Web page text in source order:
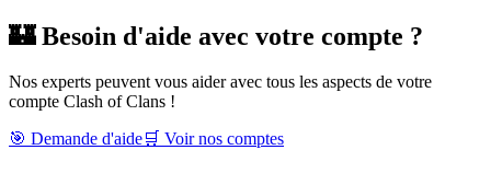
🏰 Besoin d'aide avec votre compte ?
Nos experts peuvent vous aider avec tous les aspects de votre
compte Clash of Clans !
🎯 Demande d'aide🛒 Voir nos comptes